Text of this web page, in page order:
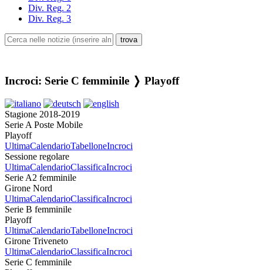
Div. Reg. 2
Div. Reg. 3
Incroci: Serie C femminile ❭ Playoff
Stagione 2018-2019
Serie A Poste Mobile
Playoff
UltimaCalendarioTabelloneIncroci
Sessione regolare
UltimaCalendarioClassificaIncroci
Serie A2 femminile
Girone Nord
UltimaCalendarioClassificaIncroci
Serie B femminile
Playoff
UltimaCalendarioTabelloneIncroci
Girone Triveneto
UltimaCalendarioClassificaIncroci
Serie C femminile